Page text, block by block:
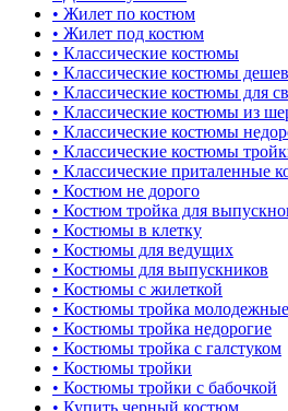
• Жилет по костюм
• Жилет под костюм
• Классические костюмы
• Классические костюмы
• Классические костюмы для
• Классические костюмы из
• Классические костюмы
• Классические костюмы
• Классические приталенные
• Костюм не дорого
• Костюм тройка для
• Костюмы в клетку
• Костюмы для ведущих
• Костюмы для выпускников
• Костюмы с жилеткой
• Костюмы тройка молодежные
• Костюмы тройка недорогие
• Костюмы тройка с галстуком
• Костюмы тройки
• Костюмы тройки с бабочкой
• Купить черный костюм